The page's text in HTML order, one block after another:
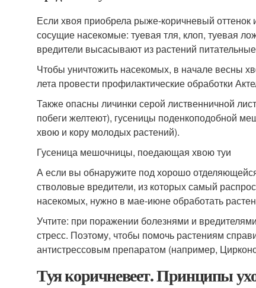
Если хвоя приобрела рыже-коричневый
сосущие насекомые: туевая тля, клоп, туевая
вредители высасывают из растений
Чтобы уничтожить насекомых, в начале весны
лета провести профилактические обработки
Также опасны личинки серой лиственничной
побеги желтеют), гусеницы поденкоподобной
хвою и кору молодых растений).
Гусеница мешочницы, поедающая хвою туи
А если вы обнаружите под хорошо
стволовые вредители, из которых самый
насекомых, нужно в мае-июне обработать
Учтите: при поражении болезнями и
стресс. Поэтому, чтобы помочь растениям
антистрессовым препаратом (например,
Туя коричневеет. Принципы